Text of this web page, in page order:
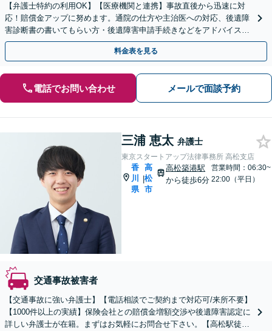
【弁護士特約の利用OK】【医療機関と連携】事故直後から迅速に対
応！賠償金アップに努めます。通院の仕方や主治医への対応、後遺障
害診断書の書いてもらい方・後遺障害申請手続きなどをアドバイスい
たします【電話・LINE・Web面談可】【駐車場あり】
料金表を見る
電話でお問い合わせ メールで面談予約
三浦 恵太 弁護士
東京スタートアップ法律事務所 高松支店
香
川
県
|
高
松
市
高松築港駅
から徒歩6分
営業時間：06:30~
22:00（平日）
交通事故被害者
【交通事故に強い弁護士】【電話相談でご契約まで対応可/来所不要】
【1000件以上の実績】保険会社との賠償金増額交渉や後遺障害認定に
詳しい弁護士が在籍。まずはお気軽にお問合せ下さい。【高松駅徒歩